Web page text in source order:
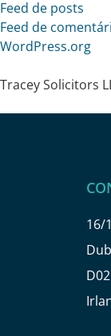
Feed de posts
Feed de
WordPress.org
Tracey Solicitors
16/